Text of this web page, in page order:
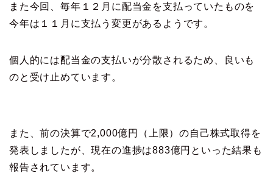
また今回、毎年１２月に配当金を支払っていたものを
今年は１１月に支払う変更があるようです。
個人的には配当金の支払いが分散されるため、良いも
のと受け止めています。
また、前の決算で2,000億円（上限）の自己株式取得を
発表しましたが、現在の進捗は883億円といった結果も
報告されています。